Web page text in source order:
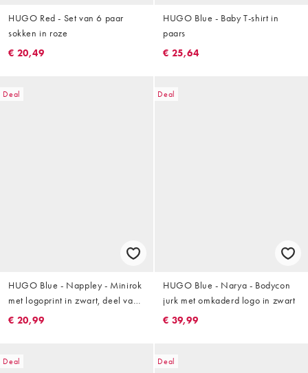
HUGO Red - Set van 6 paar
sokken in roze
€ 20,49
HUGO Blue - Baby T-shirt in
paars
€ 25,64
Deal
HUGO Blue - Nappley - Minirok
met logoprint in zwart, deel van
co-ord set
€ 20,99
Deal
HUGO Blue - Narya - Bodycon
jurk met omkaderd logo in zwart
€ 39,99
Deal Deal